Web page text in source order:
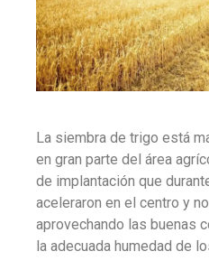
La siembra de trigo está
en gran parte del área
de implantación que
aceleraron en el centro y
aprovechando las buenas
la adecuada humedad de